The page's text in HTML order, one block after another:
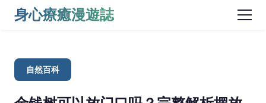
身心療癒漫遊誌
自然百科